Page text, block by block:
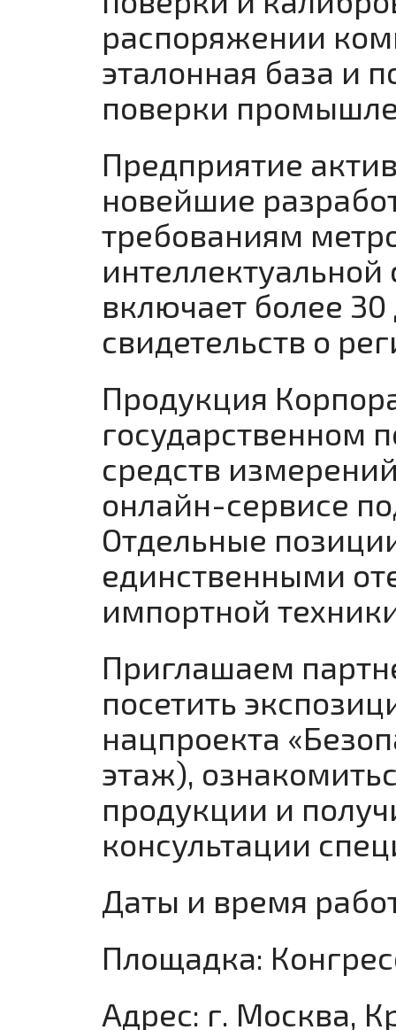
распоряжении
эталонная база и
поверки
Предприятие
новейшие
требованиям
включает более
свидетельств о
Продукция
государственном
средств
онлайн-сервисе
Отдельные
единственными
импортной
Приглашаем
посетить
нацпроекта
этаж),
продукции и
консультации
Даты и время
Площадка:
Адрес: г. Москва,